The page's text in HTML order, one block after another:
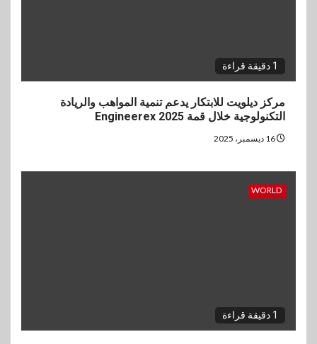
1 دقيقة قراءة
مركز ديلويت للابتكار يدعم تنمية المواهب والريادة
التكنولوجية خلال قمة Engineerex 2025
WORLD
1 دقيقة قراءة